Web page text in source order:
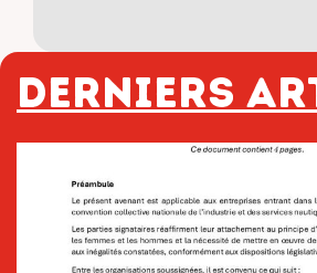
Derniers